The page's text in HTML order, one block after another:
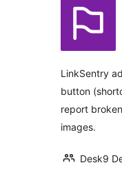
LinkSentry
button
report
images.
Desk9